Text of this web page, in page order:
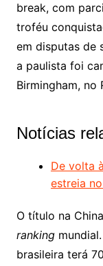
break, com
troféu
em disputas de
a paulista foi
Birmingham, no
Notícias
De volta
estreia
O título na
ranking
brasileira terá